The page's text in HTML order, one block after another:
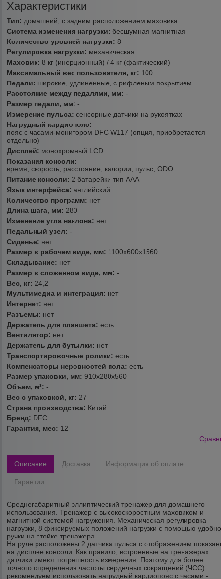
Характеристики
Тип: домашний, с задним расположением маховика
Система изменения нагрузки: бесшумная магнитная
Количество уровней нагрузки:8
Регулировка нагрузки: механическая
Маховик:8 кг (инерционный) / 4 кг (фактический)
Максимальный вес пользователя, кг: 100
Педали: широкие, удлиненные, с рифленым покрытием
Расстояние между педалями, мм:-
Размер педали, мм:-
Измерение пульса:сенсорные датчики на рукоятках
Нагрудный кардиопояс:
пояс с часами-монитором DFC W117 (опция, приобретается
отдельно)
Дисплей: монохромный LCD
Показания консоли:
время, скорость, расстояние, калории, пульс, ODO
Питание консоли: 2 батарейки тип ААА
Язык интерфейса:английский
Количество программ: нет
Длина шага, мм: 280
Изменение угла наклона: нет
Педальный узел:-
Сиденье: нет
Размер в рабочем виде, мм: 1100х600х1560
Складывание: нет
Размер в сложенном виде, мм:-
Вес, кг: 24,2
Мультимедиа и интеграция: нет
Интернет: нет
Разъемы: нет
Держатель для планшета:есть
Вентилятор: нет
Держатель для бутылки: нет
Транспортировочные ролики:есть
Компенсаторы неровностей пола:есть
Размер упаковки, мм:910х280х560
Объем, м³:-
Вес с упаковкой, кг: 27
Страна производства: Китай
Бренд: DFC
Гарантия, мес: 12
Описание Доставка Информация об оплате
Гарантии
Среднегабаритный эллиптический тренажер для домашнего
использования. Тренажер с высокоскоростным маховиком и
магнитной системой нагружения. Механическая регулировка
нагрузки, 8 фиксируемых положений нагрузки с помощью
ручки на стойке тренажера.
На руле расположены 2 датчика пульса с отображением
на дисплее консоли. Как правило, встроенные на тренажерах
датчики имеют погрешность измерения. Поэтому для более
точного определения частоты сердечных сокращений (ЧСС)
рекомендуем использовать нагрудный кардиопояс с часами -